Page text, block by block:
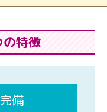
特徴
備